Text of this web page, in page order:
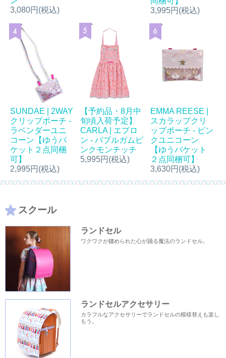
3,080円(税込)
3,995円(税込)
SUNDAE | 2WAY
クリップポーチ -
ラベンダーユニ
コーン【ゆうパ
ケット２点同梱
可】
2,995円(税込)
【予約品・8月中
旬頃入荷予定】
CARLA | エプロ
ン - バブルガムピ
ンクモンチッチ
5,995円(税込)
EMMA REESE |
スカラップクリ
ップポーチ - ピン
クユニコーン
【ゆうパケット
２点同梱可】
3,630円(税込)
スクール
ランドセル
ワクワクが鏤められた心が踊る魔法のランドセル。
ランドセルアクセサリー
カラフルなアクセサリーでランドセルの模様替えも楽し
もう。